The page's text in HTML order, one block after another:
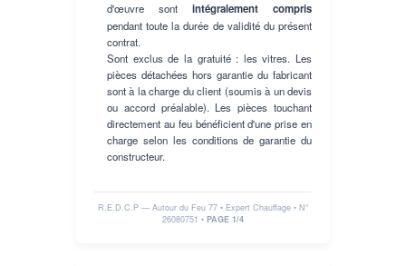
d'œuvre sont intégralement compris
pendant toute la durée de validité du présent
contrat.
Sont exclus de la gratuité : les vitres. Les
pièces détachées hors garantie du fabricant
sont à la charge du client (soumis à un devis
ou accord préalable). Les pièces touchant
directement au feu bénéficient d'une prise en
charge selon les conditions de garantie du
constructeur.
R.E.D.C.P — Autour du Feu 77 • Expert Chauffage • N°
26080751 • PAGE 1/4